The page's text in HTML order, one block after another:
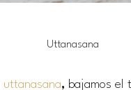
Uttanasana
uttanasana, bajamos el